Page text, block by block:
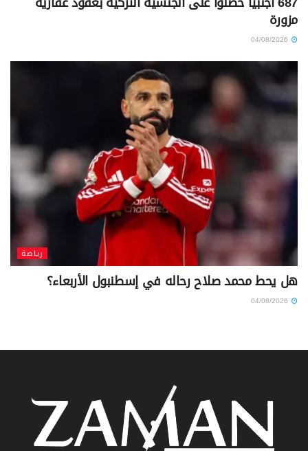
مزورة
رياضة
هل يحط محمد صلاح رحاله في إسطنبول الأربعاء؟